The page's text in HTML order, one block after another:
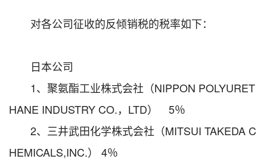
对各公司征收的反倾销税的税率如下：
日本公司
1、聚氨酯工业株式会社（NIPPON POLYURET
HANE INDUSTRY CO.，LTD） 5％
2、三井武田化学株式会社（MITSUI TAKEDA C
HEMICALS,INC.） 4％